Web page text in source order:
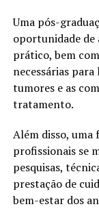
Uma pós-
oportunidade
prático, bem
necessárias
tumores e as
tratamento.
Além disso, uma
profissionais se
pesquisas,
prestação de
bem-estar dos